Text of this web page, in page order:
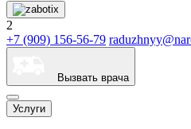
2
+7 (909) 156-56-79
Вызвать врача
Услуги